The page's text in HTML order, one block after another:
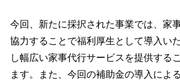
今回、新たに採択された事業では、家
協力することで福利厚生として導入い
し幅広い家事代行サービスを提供する
ます。また、今回の補助金の導入によ